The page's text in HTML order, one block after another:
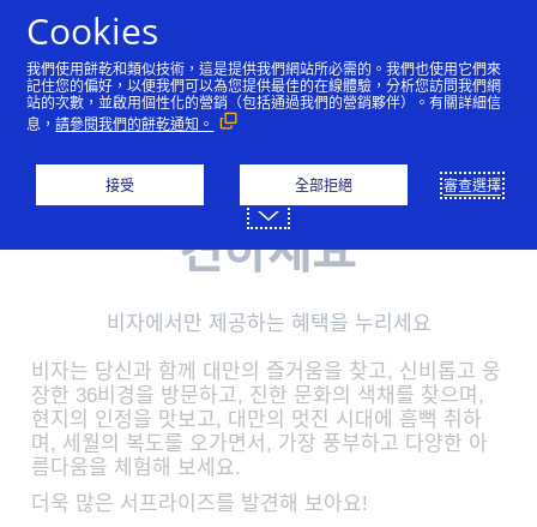
繁體中文 简体中文 日本語 한국어
대만에서 즐거움을 발
견하세요
비자에서만 제공하는 혜택을 누리세요
비자는 당신과 함께 대만의 즐거움을 찾고, 신비롭고 웅
장한 36비경을 방문하고, 진한 문화의 색채를 찾으며,
현지의 인정을 맛보고, 대만의 멋진 시대에 흠뻑 취하
며, 세월의 복도를 오가면서, 가장 풍부하고 다양한 아
름다움을 체험해 보세요.
더욱 많은 서프라이즈를 발견해 보아요!
Cookies
我們使用餅乾和類似技術，這是提供我們網站所必需的。我們也使用它們來
記住您的偏好，以便我們可以為您提供最佳的在線體驗，分析您訪問我們網
站的次數，並啟用個性化的營銷（包括通過我們的營銷夥伴）。有關詳細信
息，請參閱我們的餅乾通知。
接受 全部拒絕 審查選擇